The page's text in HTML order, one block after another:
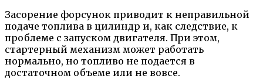
Засорение форсунок приводит к неправильной
подаче топлива в цилиндр и, как следствие, к
проблеме с запуском двигателя. При этом,
стартерный механизм может работать
нормально, но топливо не подается в
достаточном объеме или не вовсе.